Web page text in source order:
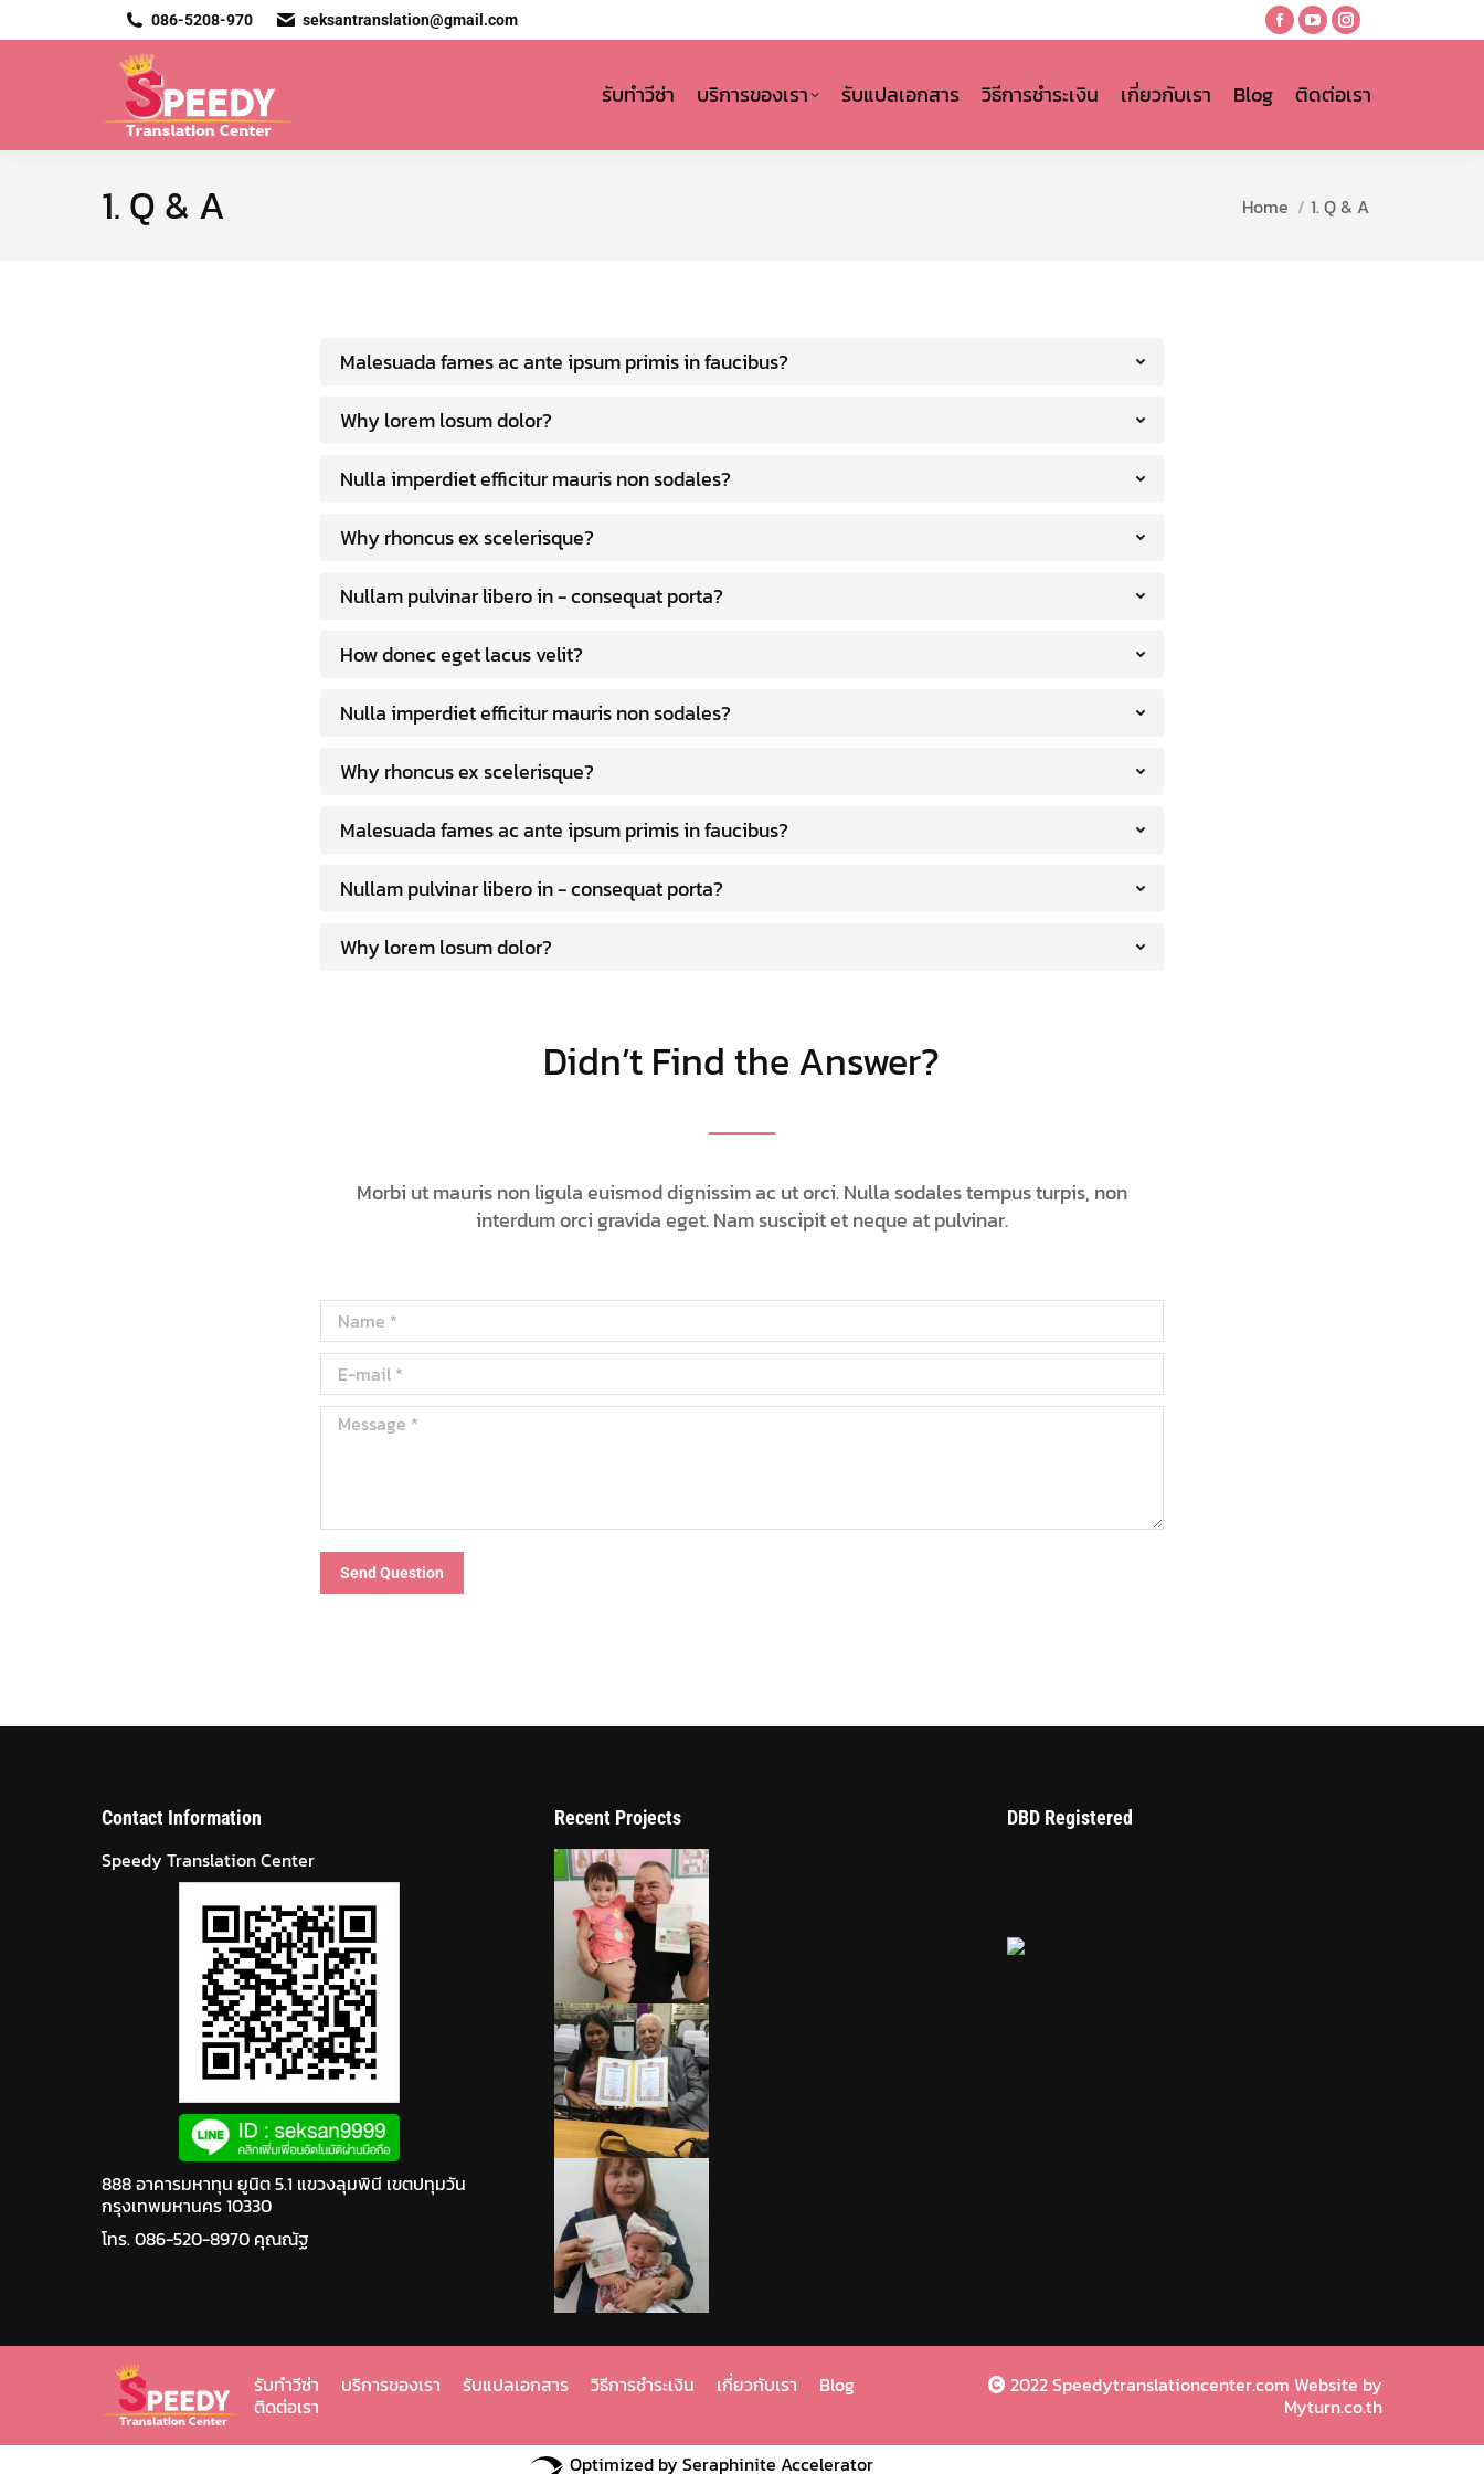
086-5208-970 seksantranslation@gmail.com
Facebook
opens
new
YouTube
opens
new
Instagram
opens
new
รับทำวีซ่า บริการของเรา รับแปลเอกสาร วิธีการชำระเงิน เกี่ยวกับเรา Blog ติดต่อเรา
1. Q & A You are here:
Home 1. Q & A
Malesuada fames ac ante ipsum primis in faucibus?
Why lorem losum dolor?
Nulla imperdiet efficitur mauris non sodales?
Why rhoncus ex scelerisque?
Nullam pulvinar libero in - consequat porta?
How donec eget lacus velit?
Nulla imperdiet efficitur mauris non sodales?
Why rhoncus ex scelerisque?
Malesuada fames ac ante ipsum primis in faucibus?
Nullam pulvinar libero in - consequat porta?
Why lorem losum dolor?
Didn’t Find the Answer?
Morbi ut mauris non ligula euismod dignissim ac ut orci. Nulla sodales tempus turpis, non
interdum orci gravida eget. Nam suscipit et neque at pulvinar.
Name *
E-mail *
Message *
Send Question
Contact Information
Speedy Translation Center
888 อาคารมหาทุน ยูนิต 5.1 แขวงลุมพินี เขตปทุมวัน
กรุงเทพมหานคร 10330
โทร. 086-520-8970 คุณณัฐ
Recent Projects DBD Registered
รับทำวีซ่า บริการของเรา รับแปลเอกสาร วิธีการชำระเงิน เกี่ยวกับเรา
Blog
ติดต่อเรา
2022 Speedytranslationcenter.com Website by
Myturn.co.th
Optimized by Seraphinite Accelerator